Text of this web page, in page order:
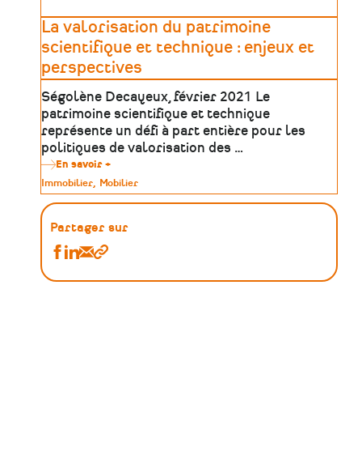
Maison
des
Hommes
et
des
techniques
et
du
Centre
d’histoire
du
travail
et
valorisation
La valorisation du patrimoine
scientifique et technique : enjeux et
perspectives
Ségolène Decayeux, février 2021 Le
patrimoine scientifique et technique
représente un défi à part entière pour les
politiques de valorisation des …
En savoir +
La
valorisation
du
scientifique et
Type
de
patrimoine
Immobilier Mobilier
Partager sur
Partager
:
Partager
:
Partager
:
lien